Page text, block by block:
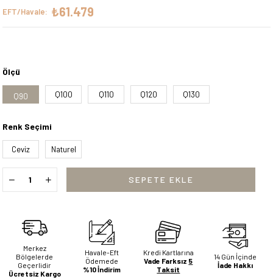
EFT/Havale: ₺61.479
Ölçü
Q90 Q100 Q110 Q120 Q130
Renk Seçimi
Ceviz Naturel
Merkez
Bölgelerde
Geçerlidir
Ücretsiz Kargo
Havale-Eft
Ödemede
%10 İndirim
Kredi Kartlarına
Vade Farksız 5
Taksit
14 Gün İçinde
İade Hakkı